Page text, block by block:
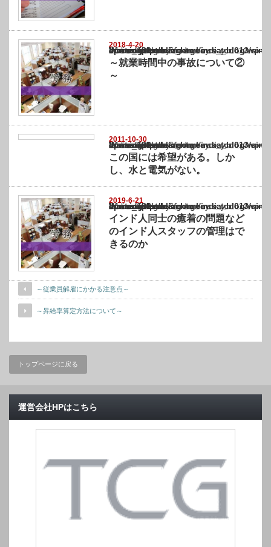
2018-4-20
Warning
: Undefined array key "show_category" in
/home/netst/kuno-cpa.co.jp/public_html/india_blog/wp-content/themes/
on line183
～就業時間中の事故について②
～
2011-10-30
Warning
: Undefined array key "show_category" in
/home/netst/kuno-cpa.co.jp/public_html/india_blog/wp-content/themes/
on line183
この国には希望がある。しか
し、水と電気がない。
2019-6-21
Warning
: Undefined array key "show_category" in
/home/netst/kuno-cpa.co.jp/public_html/india_blog/wp-content/themes/
on line183
インド人同士の癒着の問題など
のインド人スタッフの管理はで
きるのか
～従業員解雇にかかる注意点～
～昇給率算定方法について～
トップページに戻る
運営会社HPはこちら